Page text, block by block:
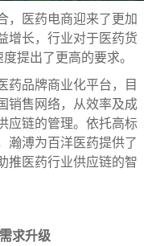
，医药电商迎来了更加
增长，行业对于医药货
提出了更高的要求。
药品牌商业化平台，目
销售网络，从效率及成
应链的管理。依托高标
瀚溥为百洋医药提供了
推医药行业供应链的智
求升级